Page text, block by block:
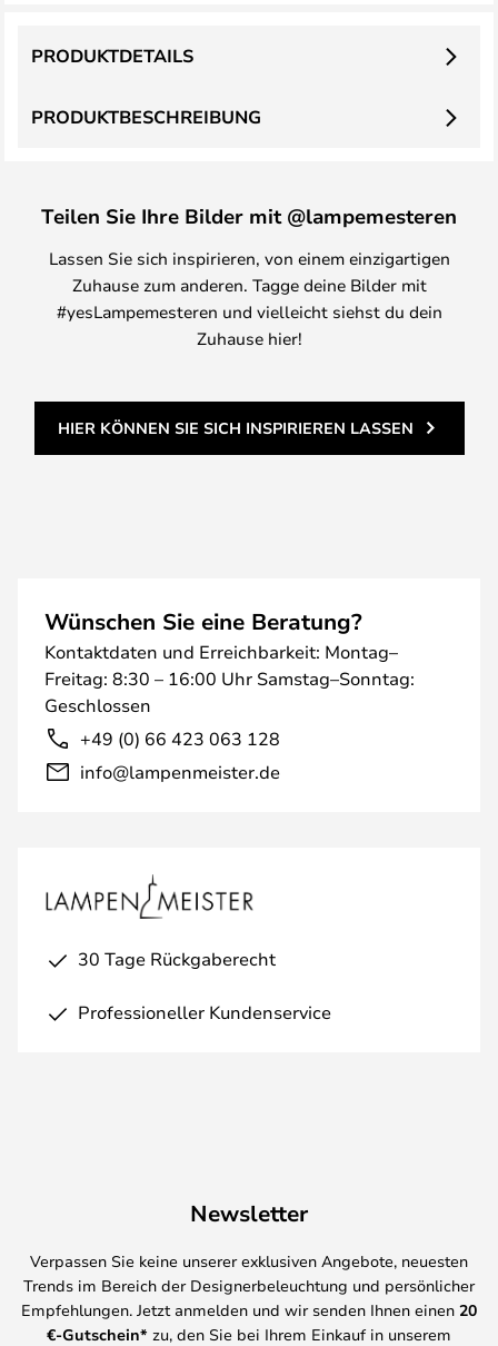
PRODUKTBESCHREIBUNG
PRODUKTDETAILS
Teilen Sie Ihre Bilder mit @lampemesteren
Lassen Sie sich inspirieren, von einem einzigartigen
Zuhause zum anderen. Tagge deine Bilder mit
#yesLampemesteren und vielleicht siehst du dein
Zuhause hier!
HIER KÖNNEN SIE SICH INSPIRIEREN LASSEN
Wünschen Sie eine Beratung?
Kontaktdaten und Erreichbarkeit: Montag–
Freitag: 8:30 – 16:00 Uhr Samstag–Sonntag:
Geschlossen
+49 (0) 66 423 063 128
info@lampenmeister.de
30 Tage Rückgaberecht
Professioneller Kundenservice
Newsletter
Verpassen Sie keine unserer exklusiven Angebote, neuesten
Trends im Bereich der Designerbeleuchtung und persönlicher
Empfehlungen. Jetzt anmelden und wir senden Ihnen einen 20
€-Gutschein* zu, den Sie bei Ihrem Einkauf in unserem